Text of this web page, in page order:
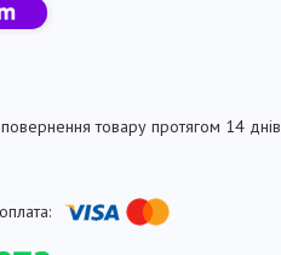
повернення товару протягом 14 днів